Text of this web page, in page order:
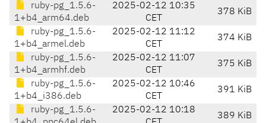
ruby-pg_1.5.6-
1+b4_arm64.deb
2025-02-12 10:35
CET
378 KiB
ruby-pg_1.5.6-
1+b4_armel.deb
2025-02-12 11:12
CET
374 KiB
ruby-pg_1.5.6-
1+b4_armhf.deb
2025-02-12 11:07
CET
375 KiB
ruby-pg_1.5.6-
1+b4_i386.deb
2025-02-12 10:46
CET
391 KiB
ruby-pg_1.5.6-
2025-02-12 10:18
389 KiB